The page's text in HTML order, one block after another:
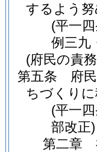
するよう
(平一
例三九
(府民の責
第五条
府
ちづくり
(平一
部改正)
第二章